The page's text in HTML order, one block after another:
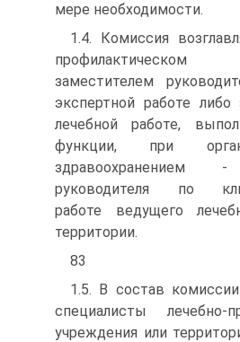
мере необходимости.
1.4. Комиссия
заместителем
экспертной работе либо
лечебной работе,
функции, при
здравоохранением -
руководителя по
работе ведущего
территории.
83
1.5. В состав
специалисты лечебно-
учреждения или